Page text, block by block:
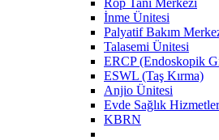
İnme Ünitesi
Palyatif Bakım
Talasemi Ünitesi
ERCP (Endoskopik
ESWL (Taş Kırma)
Anjio Ünitesi
Evde Sağlık
KBRN